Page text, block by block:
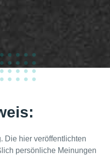
%
Die hier veröffentlichten
persönliche Meinungen